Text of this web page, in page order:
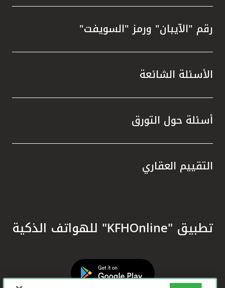
رقم "الآيبان" ورمز "السويفت"
الأسئلة الشائعة
أسئلة حول التورق
التقييم العقاري
تطبيق "KFHOnline" للهواتف الذكية